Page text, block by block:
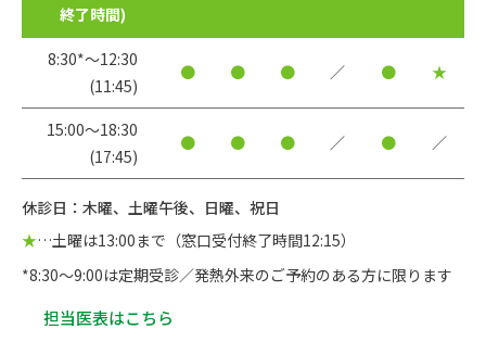
終了時間)
8:30*〜12:30
(11:45)
● ● ● ／ ● ★
15:00〜18:30
(17:45)
● ● ● ／ ● ／
休診日：木曜、土曜午後、日曜、祝日
★…土曜は13:00まで（窓口受付終了時間12:15）
*8:30～9:00は定期受診／発熱外来のご予約のある方に限ります
担当医表はこちら